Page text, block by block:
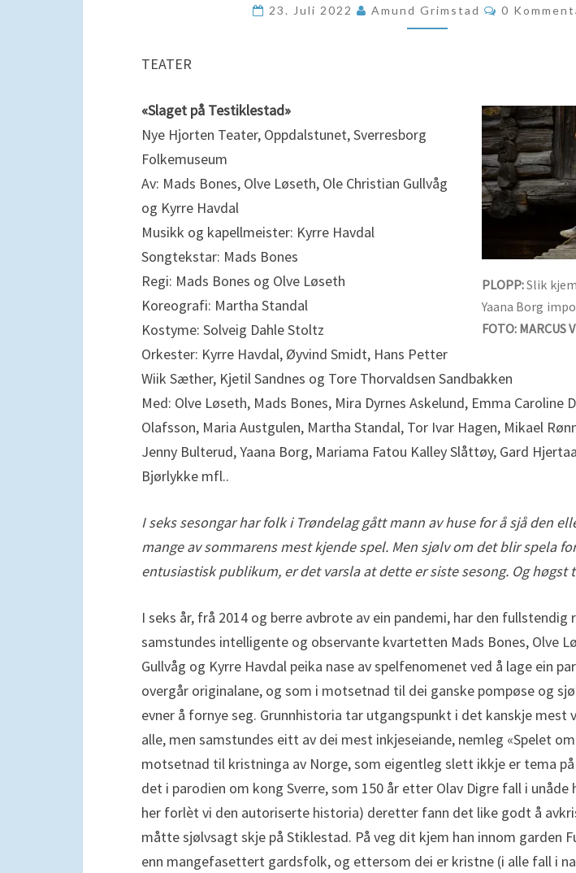
23. Juli 2022 Amund Grimstad 0
TEATER
PLOPP:Slik
Yaana Borg
FOTO: MARCUS
«Slaget på Testiklestad»
Nye Hjorten Teater, Oppdalstunet, Sverresborg
Folkemuseum
Av: Mads Bones, Olve Løseth, Ole Christian Gullvåg
og Kyrre Havdal
Musikk og kapellmeister: Kyrre Havdal
Songtekstar: Mads Bones
Regi: Mads Bones og Olve Løseth
Koreografi: Martha Standal
Kostyme: Solveig Dahle Stoltz
Orkester: Kyrre Havdal, Øyvind Smidt, Hans Petter
Wiik Sæther, Kjetil Sandnes og Tore Thorvaldsen Sandbakken
Med: Olve Løseth, Mads Bones, Mira Dyrnes Askelund, Emma Caroline
Olafsson, Maria Austgulen, Martha Standal, Tor Ivar Hagen, Mikael
Jenny Bulterud, Yaana Borg, Mariama Fatou Kalley Slåttøy, Gard
Bjørlykke mfl..
I seks sesongar har folk i Trøndelag gått mann av huse for å sjå den
mange av sommarens mest kjende spel. Men sjølv om det blir spela
entusiastisk publikum, er det varsla at dette er siste sesong. Og høgst
I seks år, frå 2014 og berre avbrote av ein pandemi, har den fullstendig
samstundes intelligente og observante kvartetten Mads Bones, Olve
Gullvåg og Kyrre Havdal peika nase av spelfenomenet ved å lage ein
overgår originalane, og som i motsetnad til dei ganske pompøse og
evner å fornye seg. Grunnhistoria tar utgangspunkt i det kanskje mest
alle, men samstundes eitt av dei mest inkjeseiande, nemleg «Spelet
motsetnad til kristninga av Norge, som eigentleg slett ikkje er tema
det i parodien om kong Sverre, som 150 år etter Olav Digre fall i unåde
her forlèt vi den autoriserte historia) deretter fann det like godt å
måtte sjølvsagt skje på Stiklestad. På veg dit kjem han innom garden
enn mangefasettert gardsfolk, og ettersom dei er kristne (i alle fall i